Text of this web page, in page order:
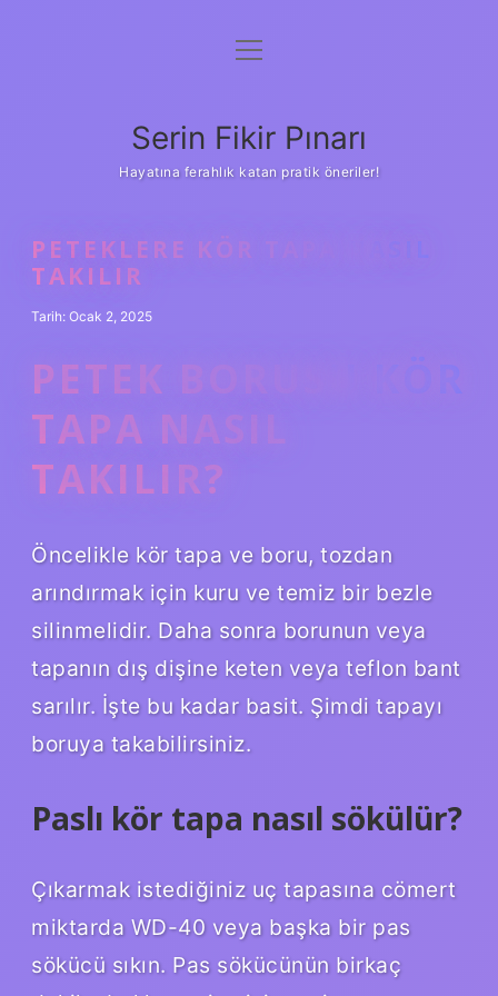
Gizlilik Politikası
Yasal Uyarı
menüyü
Serin Fikir Pınarı
Hayatına ferahlık katan pratik öneriler!
PETEKLERE KÖR TAPA NASIL
TAKILIR
Tarih: Ocak 2, 2025
PETEK BORUSU KÖR
TAPA NASIL
TAKILIR?
Öncelikle kör tapa ve boru, tozdan
arındırmak için kuru ve temiz bir bezle
silinmelidir. Daha sonra borunun veya
tapanın dış dişine keten veya teflon bant
sarılır. İşte bu kadar basit. Şimdi tapayı
boruya takabilirsiniz.
Paslı kör tapa nasıl sökülür?
Çıkarmak istediğiniz uç tapasına cömert
miktarda WD-40 veya başka bir pas
sökücü sıkın. Pas sökücünün birkaç